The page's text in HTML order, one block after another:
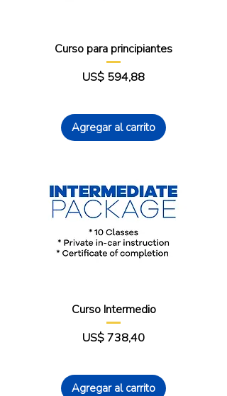
Curso para principiantes
Precio
US$ 594,88
Agregar al carrito
Curso Intermedio
Precio
US$ 738,40
Agregar al carrito